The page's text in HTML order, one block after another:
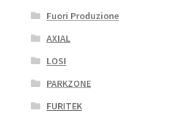
Fuori Produzione
AXIAL
LOSI
PARKZONE
FURITEK